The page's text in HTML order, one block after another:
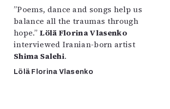
”Poems, dance and songs help us
balance all the traumas through
hope.”Lölä Florina Vlasenko
interviewed Iranian-born artist
Shima Salehi.
Lölä Florina Vlasenko